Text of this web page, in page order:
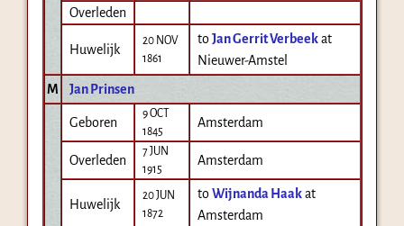
Overleden
Huwelijk
20 NOV
1861
toJan Gerrit Verbeek at
Nieuwer-Amstel
M
Jan Prinsen
Geboren
9 OCT
1845
Amsterdam
Overleden
7 JUN
1915
Amsterdam
Huwelijk
20 JUN
1872
toWijnanda Haak at
Amsterdam